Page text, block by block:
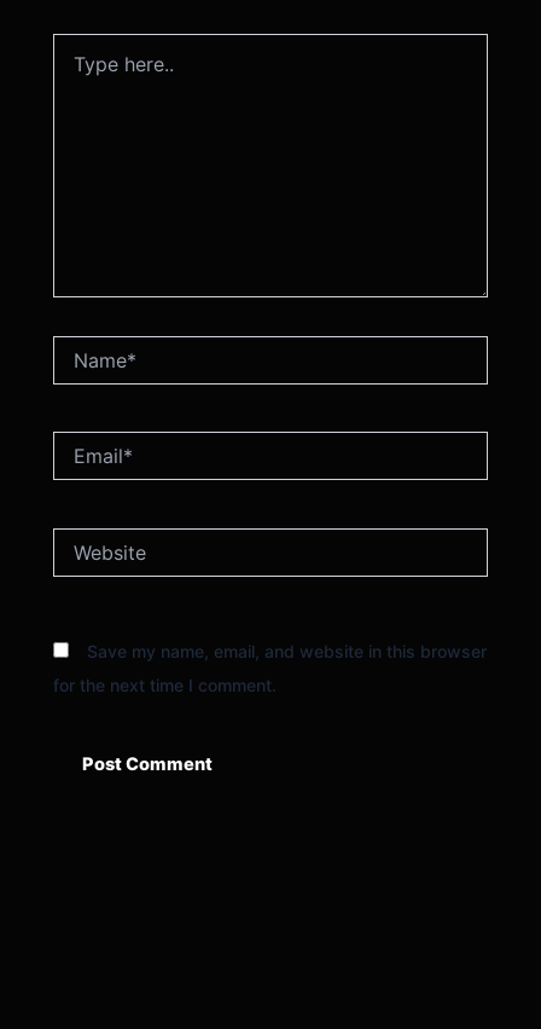
here..
Save my name, email, and website in this browser
for the next time I comment.